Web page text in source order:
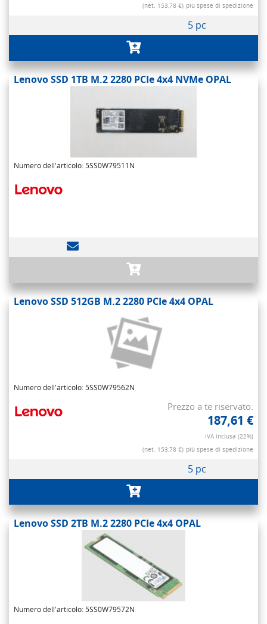
(net. 153,78 €) più spese di spedizione
5 pc
Lenovo SSD 1TB M.2 2280 PCIe 4x4 NVMe OPAL
Numero dell'articolo: 5SS0W79511N
Lenovo SSD 512GB M.2 2280 PCIe 4x4 OPAL
Numero dell'articolo: 5SS0W79562N
Prezzo a te riservato:
187,61 €
IVA inclusa (22%)
(net. 153,78 €) più spese di spedizione
5 pc
Lenovo SSD 2TB M.2 2280 PCIe 4x4 OPAL
Numero dell'articolo: 5SS0W79572N